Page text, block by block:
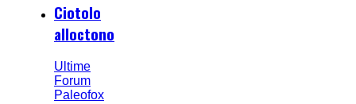
Ciotolo
alloctono
Ultime
Forum
Paleofox